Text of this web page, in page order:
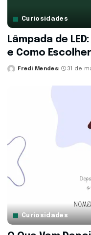
Curiosidades
Lâmpada de
e Como
Posted
Fredi Mendes 31 de
Curiosidades